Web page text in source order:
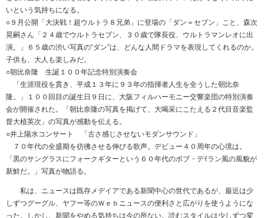
いという気持ちになる。
○９月公開「大決戦！超ウルトラ８兄弟」に登場の「ダン＝セブン」こと、森次
晃嗣さん「２４歳でウルトラセブン、３０歳で隊長役、ウルトラマンレオに出
演。」６５歳の渋い写真の“ダン”は、どんな人間ドラマを表現してくれるのか。
子供も、大人も楽しみだ。
○朝比奈隆 生誕１００年記念特別演奏会
「生涯現役を貫き、平成１３年に９３年の指揮者人生を全うした朝比奈
隆。」１００回目の誕生日９日に、大阪フィルハーモニー交響楽団の特別演奏
会が開催された。「朝比奈隆の写真を掲げて、大喝采にこたえる２代目音楽監
督大植英次」の写真が感動を伝える。
○井上陽水コンサート 「古さ感じさせないモダンサウンド」
７０年代の全盛期を彷彿させる伸びる歌声。デビュー４０周年の心境は。
「黒のサングラスにフォークギターという６０年代のボブ・デｲラン風の風貌が
新鮮だ。」写真が物語る。
私は、ニュースは既存メデイアである新聞中心の世代であるが、最近は少
しずつグーグル、ヤフー等のＷｅｂニュースの便利さと広がりを使うようにな
った。しかし、新聞をやめる気持ちは今の所ない。読むスタイルは少しずつ変